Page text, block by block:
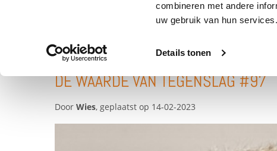
combineren met andere
uw gebruik van hun services.
Details tonen
DE WAARDE VAN TEGENSLAG 97
DE WAARDE VAN TEGENSLAG #97
Door Wies, geplaatst op 14-02-2023